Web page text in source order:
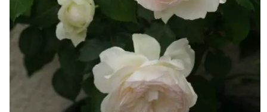
4 года 4500
В КОРЗИНУ